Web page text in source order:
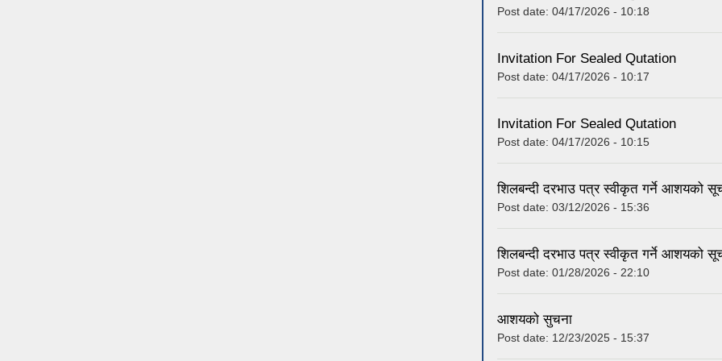
Post date: 04/17/2026 - 10:18
Invitation For Sealed Qutation
Post date: 04/17/2026 - 10:17
Invitation For Sealed Qutation
Post date: 04/17/2026 - 10:15
शिलबन्दी दरभाउ पत्र स्वीकृत गर्ने आशयको
Post date: 03/12/2026 - 15:36
शिलबन्दी दरभाउ पत्र स्वीकृत गर्ने आशयको
Post date: 01/28/2026 - 22:10
आशयको सुचना
Post date: 12/23/2025 - 15:37